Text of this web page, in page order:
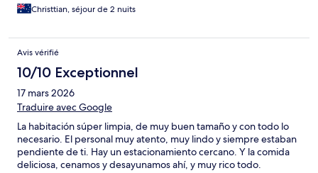
Christtian, séjour de 2 nuits
Avis vérifié
10/10 Exceptionnel
17 mars 2026
Traduire avec Google
La habitación súper limpia, de muy buen tamaño y con todo lo
necesario. El personal muy atento, muy lindo y siempre estaban
pendiente de ti. Hay un estacionamiento cercano. Y la comida
deliciosa, cenamos y desayunamos ahí, y muy rico todo.